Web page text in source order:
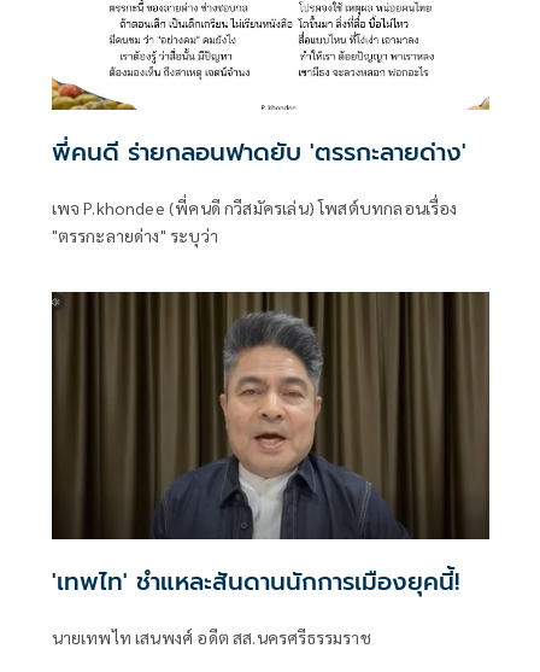
พี่คนดี ร่ายกลอนฟาดยับ 'ตรรกะลายด่าง'
เพจ P.khondee (พี่คนดี กวีสมัครเล่น) โพสต์บทกลอนเรื่อง
"ตรรกะลายด่าง" ระบุว่า
'เทพไท' ชำแหละสันดานนักการเมืองยุคนี้!
นายเทพไท เสนพงศ์ อดีต สส.นครศรีธรรมราช